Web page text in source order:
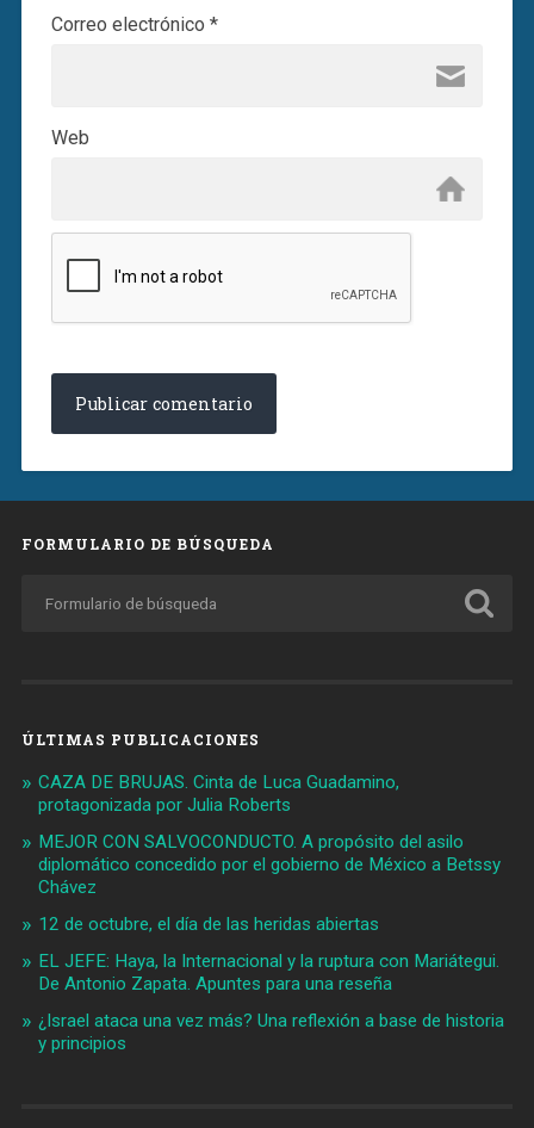
Correo electrónico *
Web
FORMULARIO DE BÚSQUEDA
ÚLTIMAS PUBLICACIONES
CAZA DE BRUJAS. Cinta de Luca Guadamino,
protagonizada por Julia Roberts
MEJOR CON SALVOCONDUCTO. A propósito del asilo
diplomático concedido por el gobierno de México a Betssy
Chávez
12 de octubre, el día de las heridas abiertas
EL JEFE: Haya, la Internacional y la ruptura con Mariátegui.
De Antonio Zapata. Apuntes para una reseña
¿Israel ataca una vez más? Una reflexión a base de historia
y principios